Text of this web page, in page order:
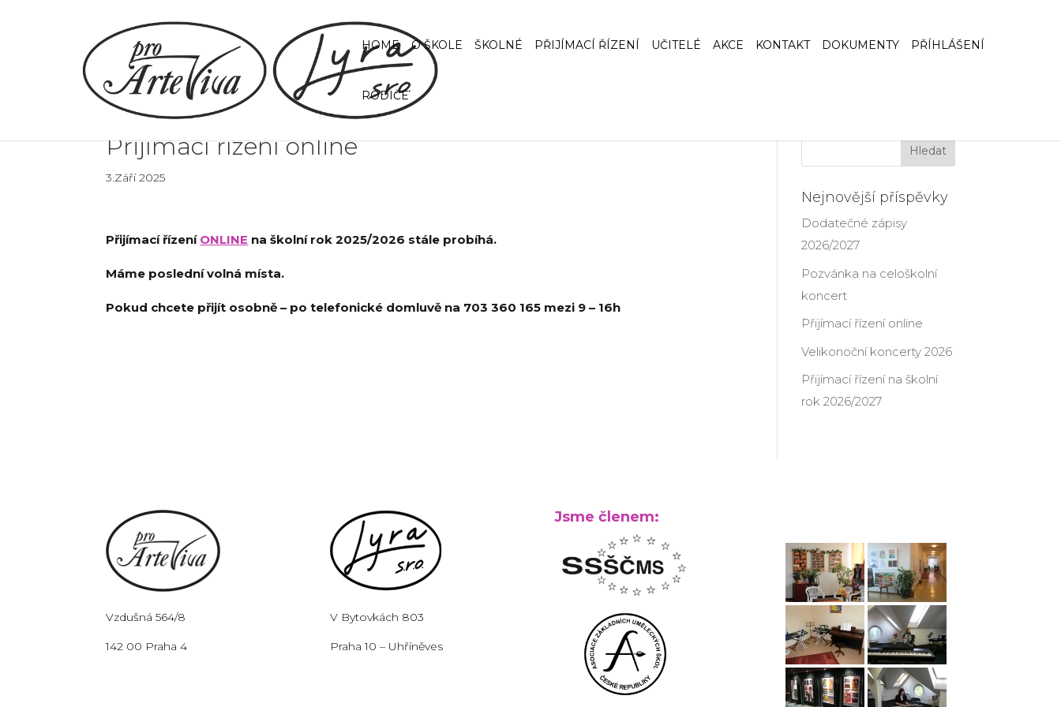
HOME O ŠKOLE ŠKOLNÉ PŘIJÍMACÍ ŘÍZENÍ UČITELÉ AKCE KONTAKT DOKUMENTY PŘÍHLÁŠENÍ
RODIČE
Přijímací řízení online
3.Září 2025
Přijímací řízení ONLINE na školní rok 2025/2026 stále probíhá.
Máme poslední volná místa.
Pokud chcete přijít osobně – po telefonické domluvě na 703 360 165 mezi 9 – 16h
Nejnovější příspěvky
Dodatečné zápisy
2026/2027
Pozvánka na celoškolní
koncert
Přijímací řízení online
Velikonoční koncerty 2026
Přijímací řízení na školní
rok 2026/2027
Vzdušná 564/8
142 00 Praha 4
V Bytovkách 803
Praha 10 – Uhříněves
Jsme členem: